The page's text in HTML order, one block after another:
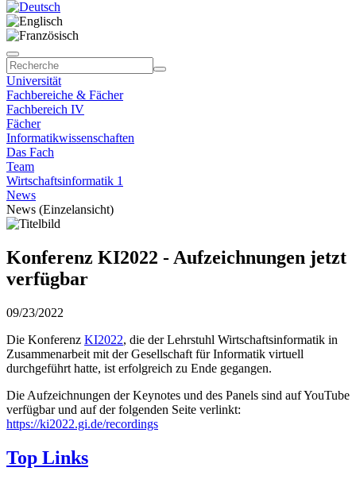
Universität
Fachbereiche & Fächer
Fachbereich IV
Fächer
Informatikwissenschaften
Das Fach
Team
Wirtschaftsinformatik 1
News
News (Einzelansicht)
Konferenz KI2022 - Aufzeichnungen jetzt
verfügbar
09/23/2022
Die Konferenz KI2022, die der Lehrstuhl Wirtschaftsinformatik in
Zusammenarbeit mit der Gesellschaft für Informatik virtuell
durchgeführt hatte, ist erfolgreich zu Ende gegangen.
Die Aufzeichnungen der Keynotes und des Panels sind auf YouTube
verfügbar und auf der folgenden Seite verlinkt:
https://ki2022.gi.de/recordings
Top Links